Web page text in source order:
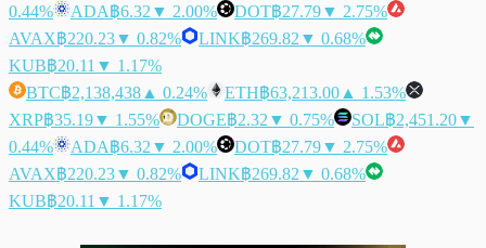
0.44%
ADA฿6.32 ▼ 2.00% DOT฿27.79▼ 2.75%
AVAX฿220.23▼ 0.82% LINK฿269.82 ▼ 0.68%
KUB฿20.11 ▼ 1.17%
BTC฿2,138,438 ▲ 0.24% ETH฿63,213.00 ▲ 1.53%
XRP฿35.19▼ 1.55% DOGE฿2.32 ▼ 0.75% SOL฿2,451.20▼
0.44%
ADA฿6.32 ▼ 2.00% DOT฿27.79▼ 2.75%
AVAX฿220.23▼ 0.82% LINK฿269.82 ▼ 0.68%
KUB฿20.11 ▼ 1.17%